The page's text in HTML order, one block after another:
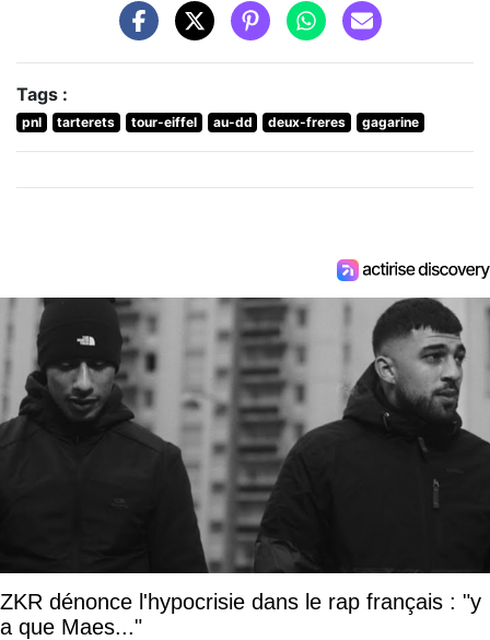
Tags :
pnl tarterets tour-eiffel au-dd deux-freres gagarine
ZKR dénonce l'hypocrisie dans le rap français : "y
a que Maes..."